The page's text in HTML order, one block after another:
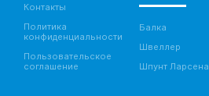
Контакты
Политика
конфиденциальности
Пользовательское
соглашение
Балка
Швеллер
Шпунт Ларсена